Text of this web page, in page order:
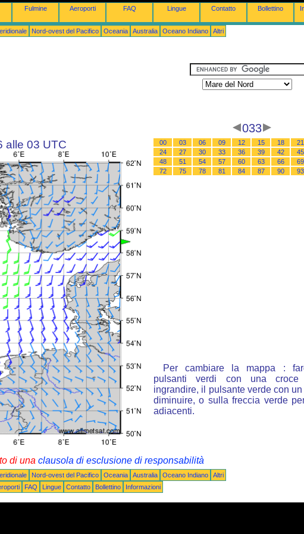
Fulmine Aeroporti FAQ Lingue Contatto Bollettino
Nord-ovest del Pacifico Oceania Australia Oceano Indiano Altri
alle 03 UTC
033
00 03 06 09 12 15 18
21
24
27 30 33 36 39 42
45
48
51 54 57 60 63 66
69
72
75 78 81 84 87 90 93
Per cambiare la mappa :
pulsanti verdi con una
ingrandire, il pulsante verde con
diminuire, o sulla freccia verde
adiacenti.
di una clausola di esclusione di responsabilità
Nord-ovest del Pacifico Oceania Australia Oceano Indiano
Altri
FAQ Lingue Contatto Bollettino Informazioni